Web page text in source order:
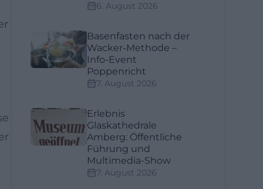
6. August 2026
Basenfasten nach der
Wacker-Methode –
Info-Event
Poppenricht
7. August 2026
Erlebnis
Glaskathedrale
Amberg: Öffentliche
Führung und
Multimedia-Show
7. August 2026